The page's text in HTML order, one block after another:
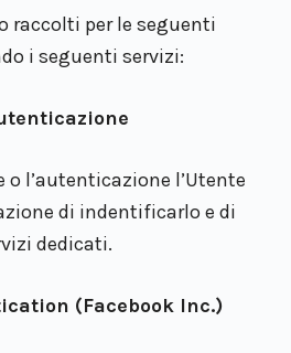
raccolti per le seguenti
i seguenti servizi:
l’autenticazione l’Utente
di indentificarlo e di
dedicati.
(Facebook Inc.)